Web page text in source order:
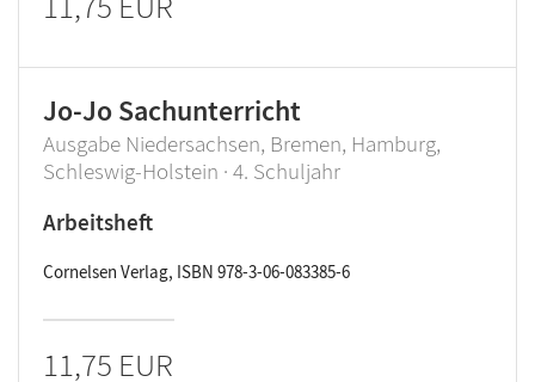
Jo-Jo Sachunterricht
Ausgabe Niedersachsen, Bremen, Hamburg,
Schleswig-Holstein · 4. Schuljahr
Arbeitsheft
Cornelsen Verlag, ISBN 978-3-06-083385-6
11,75 EUR